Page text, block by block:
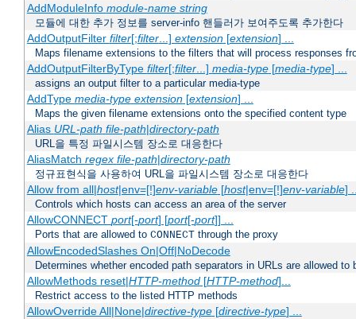
AddModuleInfo module-name string
모듈에 대한 추가 정보를 server-info 핸들러가 보여주도록 추가한다
AddOutputFilter filter[;filter...] extension[extension] ...
Maps filename extensions to the filters that will process responses
AddOutputFilterByType filter[;filter...] media-type[media-type] ...
assigns an output filter to a particular media-type
AddType media-type extension[extension] ...
Maps the given filename extensions onto the specified content type
Alias URL-path file-path|directory-path
URL을 특정 파일시스템 장소로 대응한다
AliasMatch regex file-path|directory-path
정규표현식을 사용하여 URL을 파일시스템 장소로 대응한다
Allow from all|host|env=[!]env-variable[host|env=[!]env-variable]
Controls which hosts can access an area of the server
AllowCONNECT port[-port] [port[-port]] ...
Ports that are allowed to CONNECT through the proxy
AllowEncodedSlashes On|Off|NoDecode
Determines whether encoded path separators in URLs are allowed to
AllowMethods reset|HTTP-method[HTTP-method]...
Restrict access to the listed HTTP methods
AllowOverride All|None|directive-type[directive-type] ...